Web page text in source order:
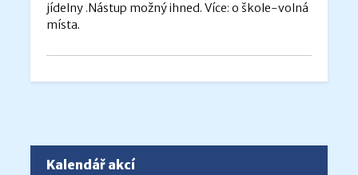
jídelny .Nástup možný ihned. Více: o škole-volná
místa.
Kalendář akcí